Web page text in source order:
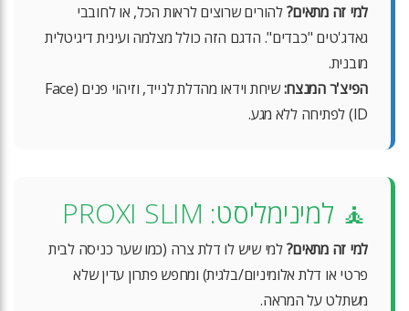
למי זה מתאים?להורים שרוצים לראות הכל, או לחובבי
גאדג'טים "כבדים". הדגם הזה כולל מצלמה ועינית דיגיטלית
מובנית.
הפיצ'ר המנצח:
שיחת וידאו מהדלת לנייד, וזיהוי פנים (Face
ID) לפתיחה ללא מגע.
🧘 למינימליסט: PROXI SLIM
למי זה מתאים?למי שיש לו דלת צרה (כמו שער כניסה לבית
פרטי או דלת אלומיניום/בלגית) ומחפש פתרון עדין שלא
משתלט על המראה.